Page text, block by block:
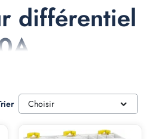
différentiel
Choisir